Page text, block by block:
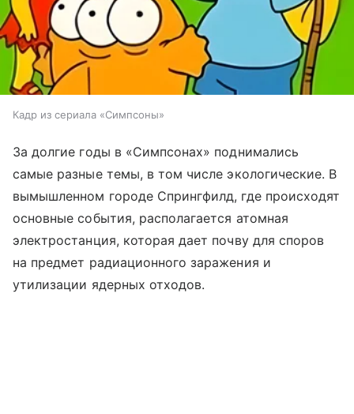
Кадр из сериала «Симпсоны»
За долгие годы в «Симпсонах» поднимались
самые разные темы, в том числе экологические. В
вымышленном городе Спрингфилд, где происходят
основные события, располагается атомная
электростанция, которая дает почву для споров
на предмет радиационного заражения и
утилизации ядерных отходов.